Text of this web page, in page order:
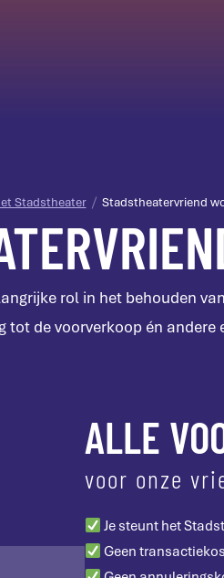
Stadstheater Stadstheatervriend
rol in het behouden
tot de voorverkoop én andere
ALLE
voor onze
Je steunt het
Geen